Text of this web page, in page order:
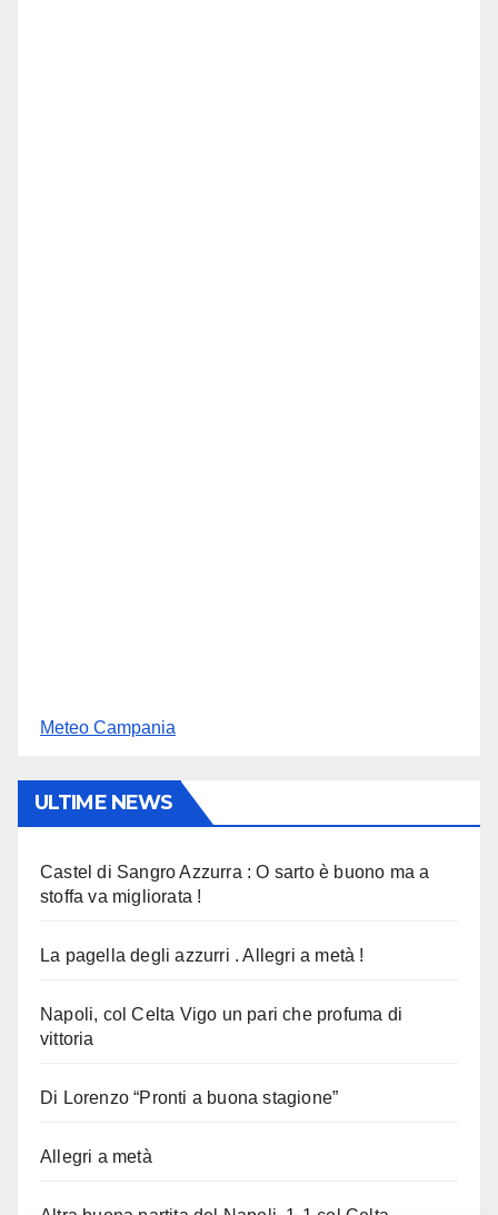
Meteo Campania
ULTIME NEWS
Castel di Sangro Azzurra : O sarto è buono ma a
stoffa va migliorata !
La pagella degli azzurri . Allegri a metà !
Napoli, col Celta Vigo un pari che profuma di
vittoria
Di Lorenzo “Pronti a buona stagione”
Allegri a metà